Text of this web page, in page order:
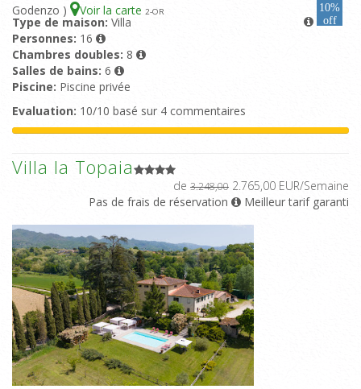
Godenzo )
Voir la carte 2-OR
10%
off
Type de maison: Villa
Personnes: 16
Chambres doubles: 8
Salles de bains: 6
Piscine: Piscine privée
Evaluation: 10/10 basé sur 4 commentaires
Villa la Topaia
de 3.248,00 2.765,00 EUR/Semaine
Pas de frais de réservation
Meilleur tarif garanti